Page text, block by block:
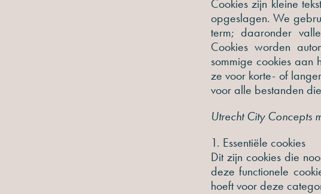
Cookies zijn kleine
opgeslagen. We
term; daaronder
Cookies worden
sommige cookies aan
ze voor korte- of
voor alle bestanden
Utrecht City Concepts
1. Essentiële cookies
Dit zijn cookies die
deze functionele
hoeft voor deze